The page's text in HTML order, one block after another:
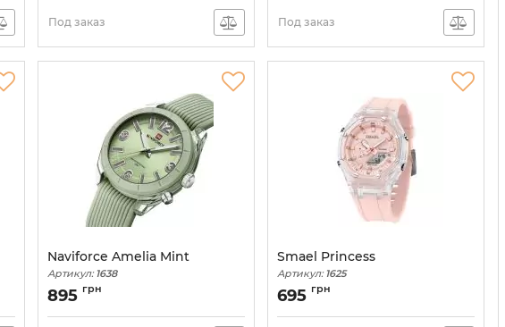
Под заказ Под заказ
Naviforce Amelia Mint
Артикул:1638
895 грн
Smael Princess
Артикул:1625
695 грн